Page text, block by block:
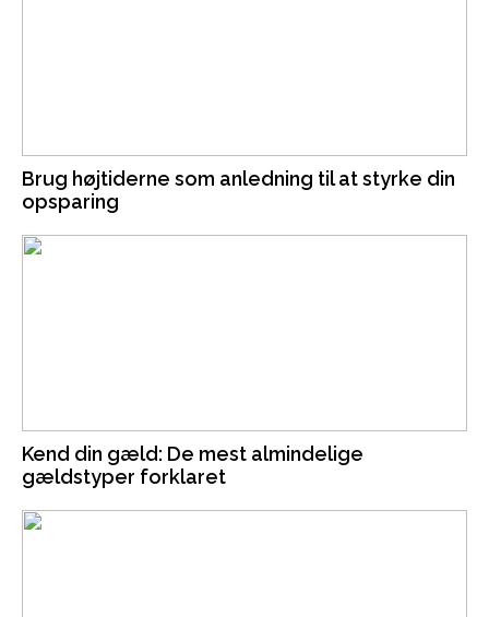
Brug højtiderne som anledning til at styrke din
opsparing
Kend din gæld: De mest almindelige
gældstyper forklaret